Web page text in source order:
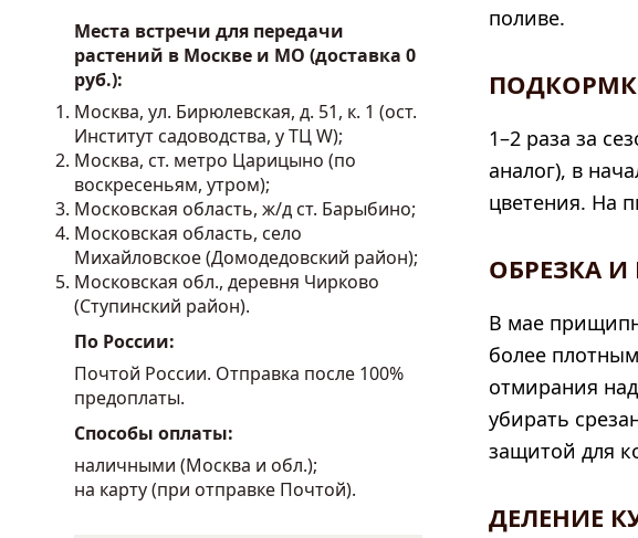
поливе.
1–2 раза за
аналог), в
цветения. На
ОБРЕЗКА
В мае
более
отмирания
убирать
защитой для
ДЕЛЕНИЕ
Места встречи для передачи
растений в Москве и МО (доставка 0
руб.):
Москва, ул. Бирюлевская, д. 51, к. 1 (ост.
Институт садоводства, у ТЦ W);
Москва, ст. метро Царицыно (по
воскресеньям, утром);
Московская область, ж/д ст. Барыбино;
Московская область, село
Михайловское (Домодедовский район);
Московская обл., деревня Чирково
(Ступинский район).
По России:
Почтой России. Отправка после 100%
предоплаты.
Способы оплаты:
наличными (Москва и обл.);
на карту (при отправке Почтой).